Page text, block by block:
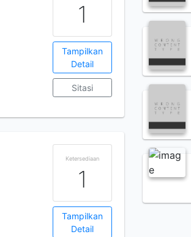
1
Tampilkan
Detail
Sitasi
Ketersediaan
1
Tampilkan
Detail